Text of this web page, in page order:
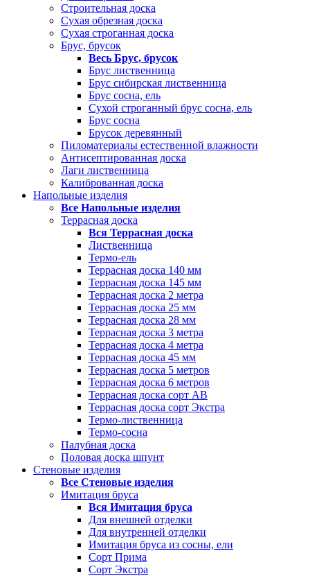
Строительная доска
Сухая обрезная доска
Сухая строганная доска
Брус, брусок
Весь Брус, брусок
Брус лиственница
Брус сибирская лиственница
Брус сосна, ель
Сухой строганный брус сосна, ель
Брус сосна
Брусок деревянный
Пиломатериалы естественной влажности
Антисептированная доска
Лаги лиственница
Калиброванная доска
Напольные изделия
Все Напольные изделия
Террасная доска
Вся Террасная доска
Лиственница
Термо-ель
Террасная доска 140 мм
Террасная доска 145 мм
Террасная доска 2 метра
Террасная доска 25 мм
Террасная доска 28 мм
Террасная доска 3 метра
Террасная доска 4 метра
Террасная доска 45 мм
Террасная доска 5 метров
Террасная доска 6 метров
Террасная доска сорт АВ
Террасная доска сорт Экстра
Термо-лиственница
Термо-сосна
Палубная доска
Половая доска шпунт
Стеновые изделия
Все Стеновые изделия
Имитация бруса
Вся Имитация бруса
Для внешней отделки
Для внутренней отделки
Имитация бруса из сосны, ели
Сорт Прима
Сорт Экстра